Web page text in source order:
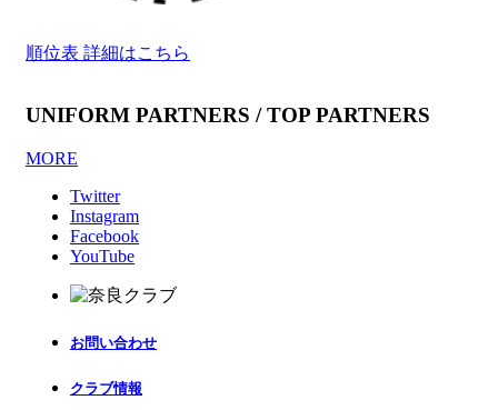
順位表 詳細はこちら
UNIFORM PARTNERS / TOP PARTNERS
MORE
Twitter
Instagram
Facebook
YouTube
お問い合わせ
クラブ情報